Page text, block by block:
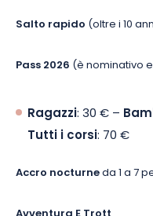
Salto rapido (oltre i 10
Pass 2026 (è nominativo
Ragazzi: 30 € –
Tutti i corsi: 70 €
Accro nocturneda 1 a 7